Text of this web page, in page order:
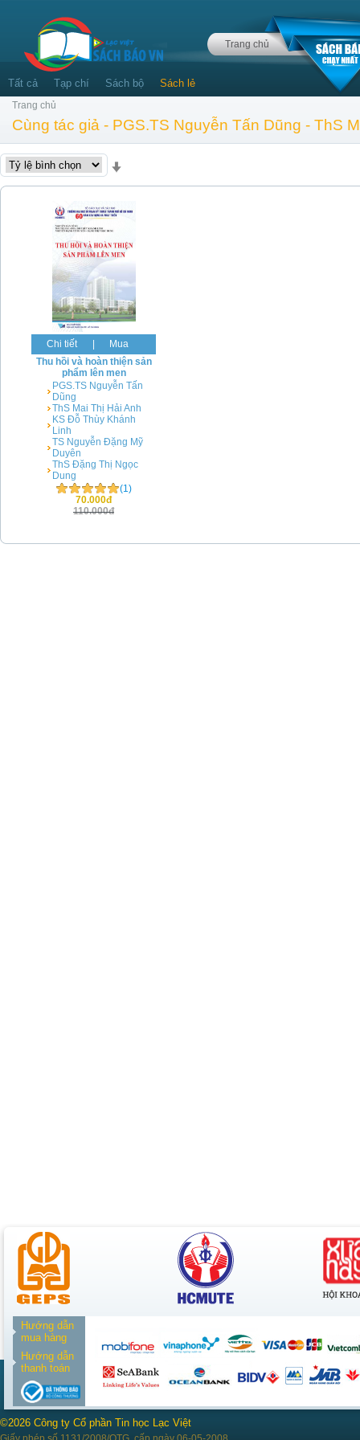
Trang chủ
Tất cả Tạp chí Sách bộ Sách lẻ
Trang chủ
Cùng tác giả - PGS.TS Nguyễn Tấn Dũng - ThS
Chi tiết
Mua
Thu hồi và hoàn thiện sản
phẩm lên men
PGS.TS Nguyễn Tấn
Dũng
ThS Mai Thị Hải Anh
KS Đỗ Thùy Khánh
Linh
TS Nguyễn Đặng Mỹ
Duyên
ThS Đặng Thị Ngọc
Dung
(1)
70.000đ
110.000đ
Hướng dẫn
mua hàng
Hướng dẫn
thanh toán
©2026 Công ty Cổ phần Tin học Lạc Việt